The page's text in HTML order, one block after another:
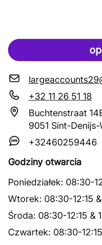
+32 11 26 51 18
Buchtenstraat
9051 Sint-
+32460259446
Godziny otwarcia
Poniedziałek: 08:30-
Wtorek: 08:30-12:15 &
Środa: 08:30-12:15 &
Czwartek: 08:30-12:15